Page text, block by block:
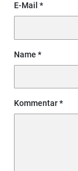
E-Mail
Name
Kommentar